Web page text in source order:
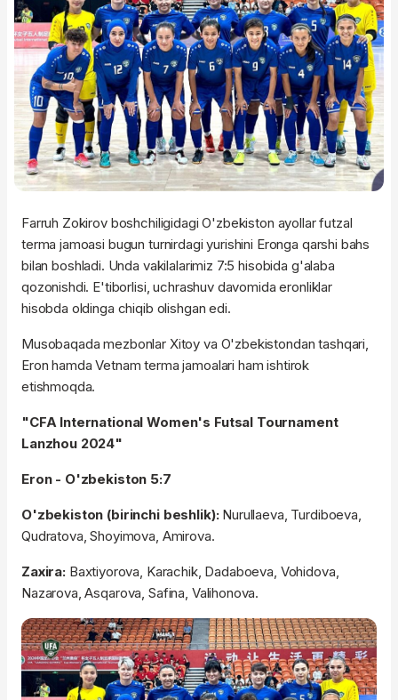
Farruh Zokirov boshchiligidagi O'zbekiston ayollar futzal
terma jamoasi bugun turnirdagi yurishini Eronga qarshi bahs
bilan boshladi. Unda vakilalarimiz 7:5 hisobida g'alaba
qozonishdi. E'tiborlisi, uchrashuv davomida eronliklar
hisobda oldinga chiqib olishgan edi.
Musobaqada mezbonlar Xitoy va O'zbekistondan tashqari,
Eron hamda Vetnam terma jamoalari ham ishtirok
etishmoqda.
"CFA International Women's Futsal Tournament
Lanzhou 2024"
Eron - O'zbekiston 5:7
O'zbekiston (birinchi beshlik):Nurullaeva, Turdiboeva,
Qudratova, Shoyimova, Amirova.
Zaxira:Baxtiyorova, Karachik, Dadaboeva, Vohidova,
Nazarova, Asqarova, Safina, Valihonova.